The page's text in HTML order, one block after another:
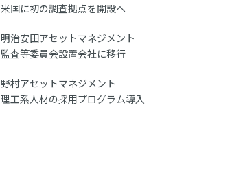
米国に初の調査拠点を開設へ
明治安田アセットマネジメント
監査等委員会設置会社に移行
野村アセットマネジメント
理工系人材の採用プログラム導入